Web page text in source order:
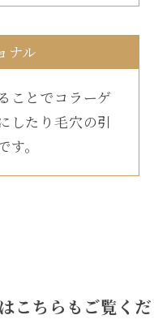
ナル
ことでコラーゲ
したり毛穴の引
。
こちらもご覧くだ